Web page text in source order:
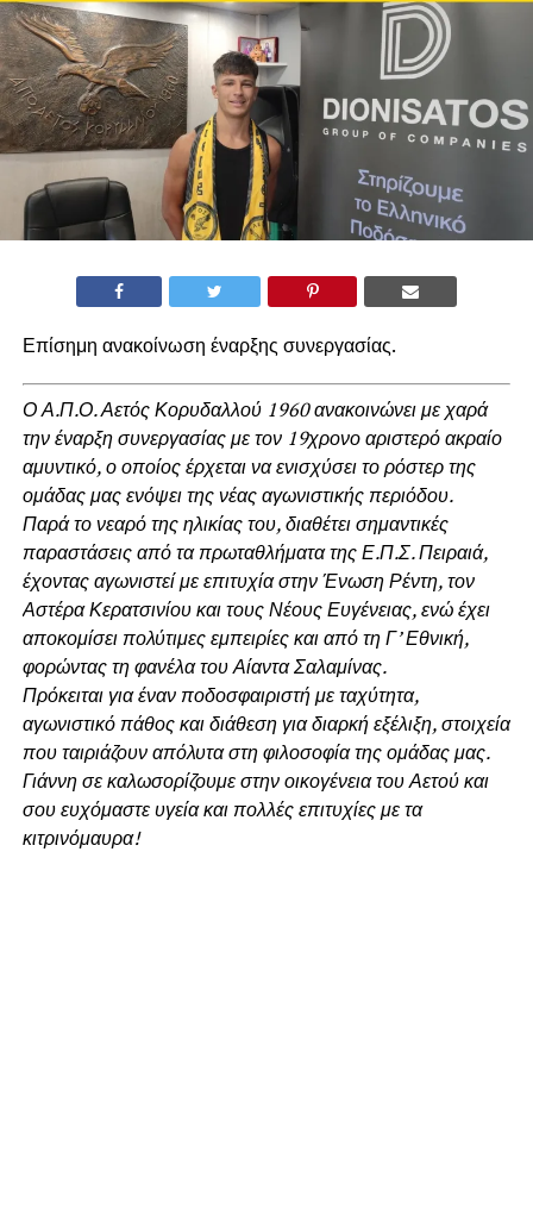
Επίσημη ανακοίνωση έναρξης συνεργασίας.
Ο Α.Π.Ο. Αετός Κορυδαλλού 1960 ανακοινώνει με χαρά
την έναρξη συνεργασίας με τον 19χρονο αριστερό ακραίο
αμυντικό, ο οποίος έρχεται να ενισχύσει το ρόστερ της
ομάδας μας ενόψει της νέας αγωνιστικής περιόδου.
Παρά το νεαρό της ηλικίας του, διαθέτει σημαντικές
παραστάσεις από τα πρωταθλήματα της Ε.Π.Σ. Πειραιά,
έχοντας αγωνιστεί με επιτυχία στην Ένωση Ρέντη, τον
Αστέρα Κερατσινίου και τους Νέους Ευγένειας, ενώ έχει
αποκομίσει πολύτιμες εμπειρίες και από τη Γ’ Εθνική,
φορώντας τη φανέλα του Αίαντα Σαλαμίνας.
Πρόκειται για έναν ποδοσφαιριστή με ταχύτητα,
αγωνιστικό πάθος και διάθεση για διαρκή εξέλιξη, στοιχεία
που ταιριάζουν απόλυτα στη φιλοσοφία της ομάδας μας.
Γιάννη σε καλωσορίζουμε στην οικογένεια του Αετού και
σου ευχόμαστε υγεία και πολλές επιτυχίες με τα
κιτρινόμαυρα!